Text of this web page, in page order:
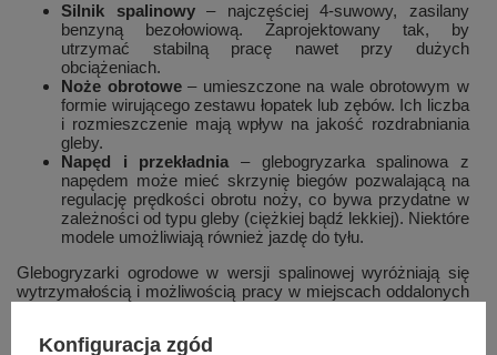
Silnik spalinowy– najczęściej 4-suwowy, zasilany
benzyną bezołowiową. Zaprojektowany tak, by
utrzymać stabilną pracę nawet przy dużych
obciążeniach.
Noże obrotowe– umieszczone na wale obrotowym w
formie wirującego zestawu łopatek lub zębów. Ich liczba
i rozmieszczenie mają wpływ na jakość rozdrabniania
gleby.
Napęd i przekładnia – glebogryzarka spalinowa z
napędem może mieć skrzynię biegów pozwalającą na
regulację prędkości obrotu noży, co bywa przydatne w
zależności od typu gleby (ciężkiej bądź lekkiej). Niektóre
modele umożliwiają również jazdę do tyłu.
Glebogryzarki ogrodowe w wersji spalinowej wyróżniają się
wytrzymałością i możliwością pracy w miejscach oddalonych
Konfiguracja zgód